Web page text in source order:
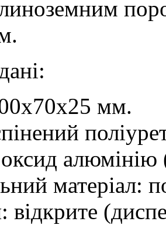
мм.
матеріал:
відкрите